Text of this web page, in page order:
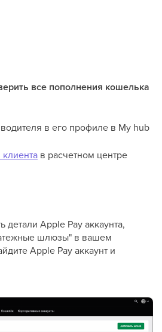
все пополнения кошелька
водителя в его профиле в My hub
клиента в расчетном центре
детали Apple Pay аккаунта,
шлюзы" в вашем
Apple Pay аккаунт и